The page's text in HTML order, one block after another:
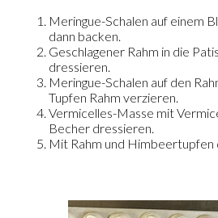
Meringue-Schalen auf einem
dann backen.
Geschlagener Rahm in die
dressieren.
Meringue-Schalen auf den
Tupfen Rahm verzieren.
Vermicelles-Masse mit
Becher dressieren.
Mit Rahm und Himbeertupfen